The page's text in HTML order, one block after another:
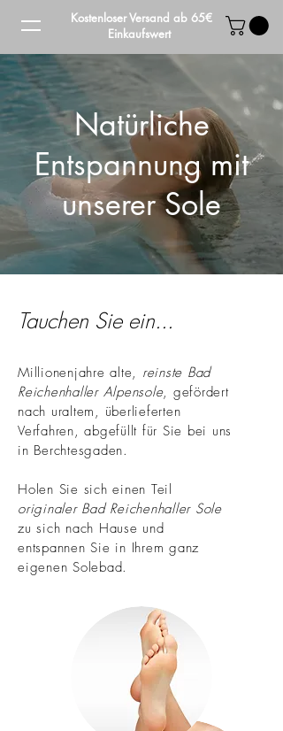
Kostenloser Versand ab 65€
Einkaufswert
Natürliche
Entspannung mit
unserer Sole
Tauchen Sie ein...
Millionenjahre alte, reinste Bad
Reichenhaller Alpensole, gefördert
nach uraltem, überlieferten
Verfahren, abgefüllt für Sie bei uns
in Berchtesgaden.
Holen Sie sich einen Teil
originaler Bad Reichenhaller Sole
zu sich nach Hause und
entspannen Sie in Ihrem ganz
eigenen Solebad.